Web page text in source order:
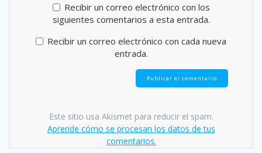
Recibir un correo electrónico con los
siguientes comentarios a esta entrada.
Recibir un correo electrónico con cada nueva
entrada.
Este sitio usa Akismet para reducir el spam.
Aprende cómo se procesan los datos de tus
comentarios.